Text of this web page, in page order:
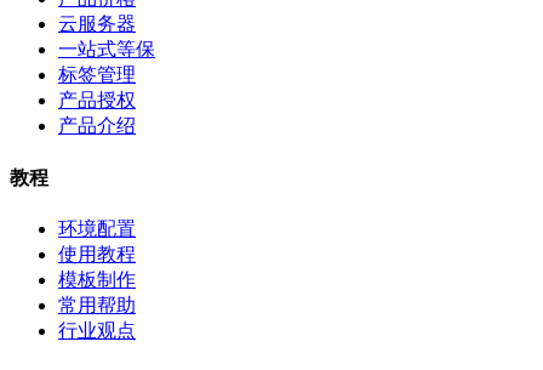
云服务器
一站式等保
标签管理
产品授权
产品介绍
教程
环境配置
使用教程
模板制作
常用帮助
行业观点